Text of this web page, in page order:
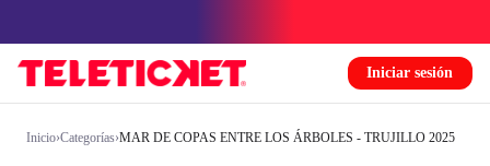
Iniciar sesión
Inicio›Categorías›MAR DE COPAS ENTRE LOS ÁRBOLES - TRUJILLO 2025